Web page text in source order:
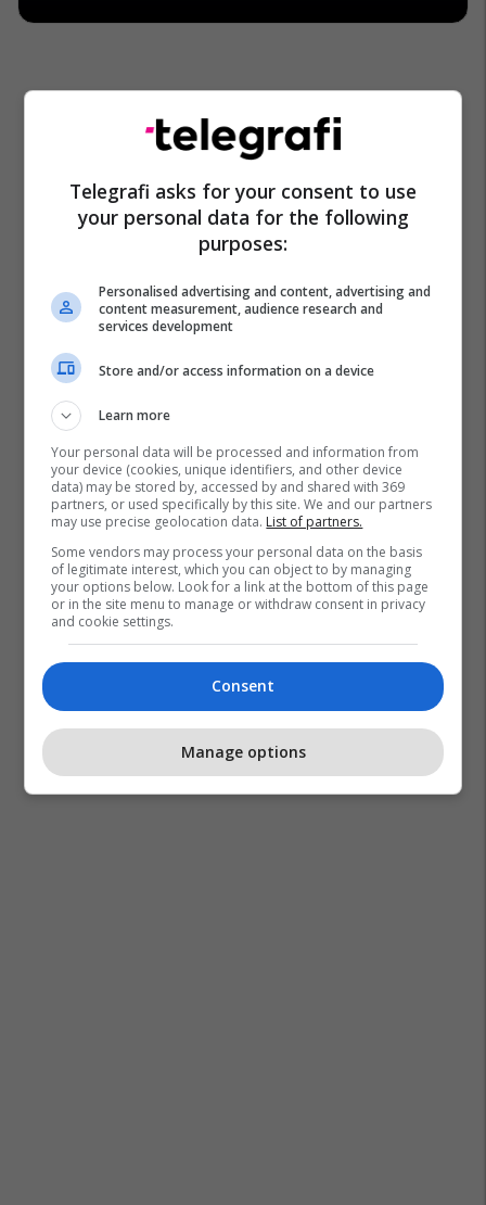
Telegrafi asks for your consent to use
your personal data for the following
purposes:
Personalised advertising and content, advertising and
content measurement, audience research and
services development
Store and/or access information on a device
Learn more
Your personal data will be processed and information from
your device (cookies, unique identifiers, and other device
data) may be stored by, accessed by and shared with 369
partners, or used specifically by this site. We and our partners
may use precise geolocation data. List of partners.
Some vendors may process your personal data on the basis
of legitimate interest, which you can object to by managing
your options below. Look for a link at the bottom of this page
or in the site menu to manage or withdraw consent in privacy
and cookie settings.
Consent
Manage options